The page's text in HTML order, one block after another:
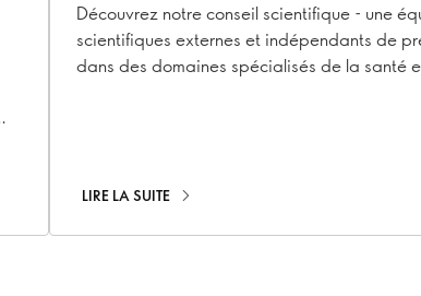
Découvrez notre conseil scientifique - une
scientifiques externes et indépendants de
dans des domaines spécialisés de la santé
LIRE LA SUITE